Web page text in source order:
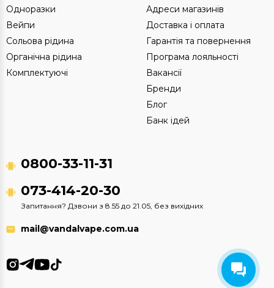
Одноразки
Вейпи
Сольова рідина
Органічна рідина
Комплектуючі
Адреси магазинів
Доставка і оплата
Гарантія та повернення
Програма лояльності
Вакансії
Бренди
Блог
Банк ідей
0800-33-11-31
073-414-20-30
Запитання? Дзвони з 8.55 до 21.05, без вихідних
mail@vandalvape.com.ua